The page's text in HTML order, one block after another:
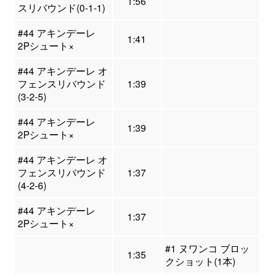
スリバウンド(0-1-1)
#44 アキンデーレ
2Pシュート×
1:41
#44 アキンデーレ オ
フェンスリバウンド
(3-2-5)
1:39
#44 アキンデーレ
2Pシュート×
1:39
#44 アキンデーレ オ
フェンスリバウンド
(4-2-6)
1:37
#44 アキンデーレ
2Pシュート×
1:37
1:35
#1 ヌワンコ ブロッ
クショット(1本)